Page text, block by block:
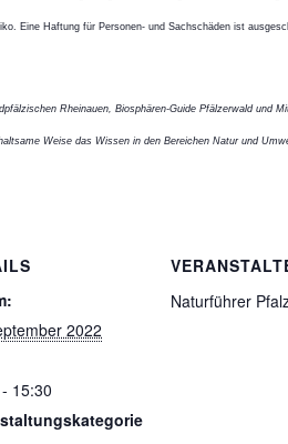
Eine Haftung für Personen- und Sachschäden ist
Rheinauen, Biosphären-Guide Pfälzerwald und
Weise das Wissen in den Bereichen Natur und
2022
15:30
Naturführer